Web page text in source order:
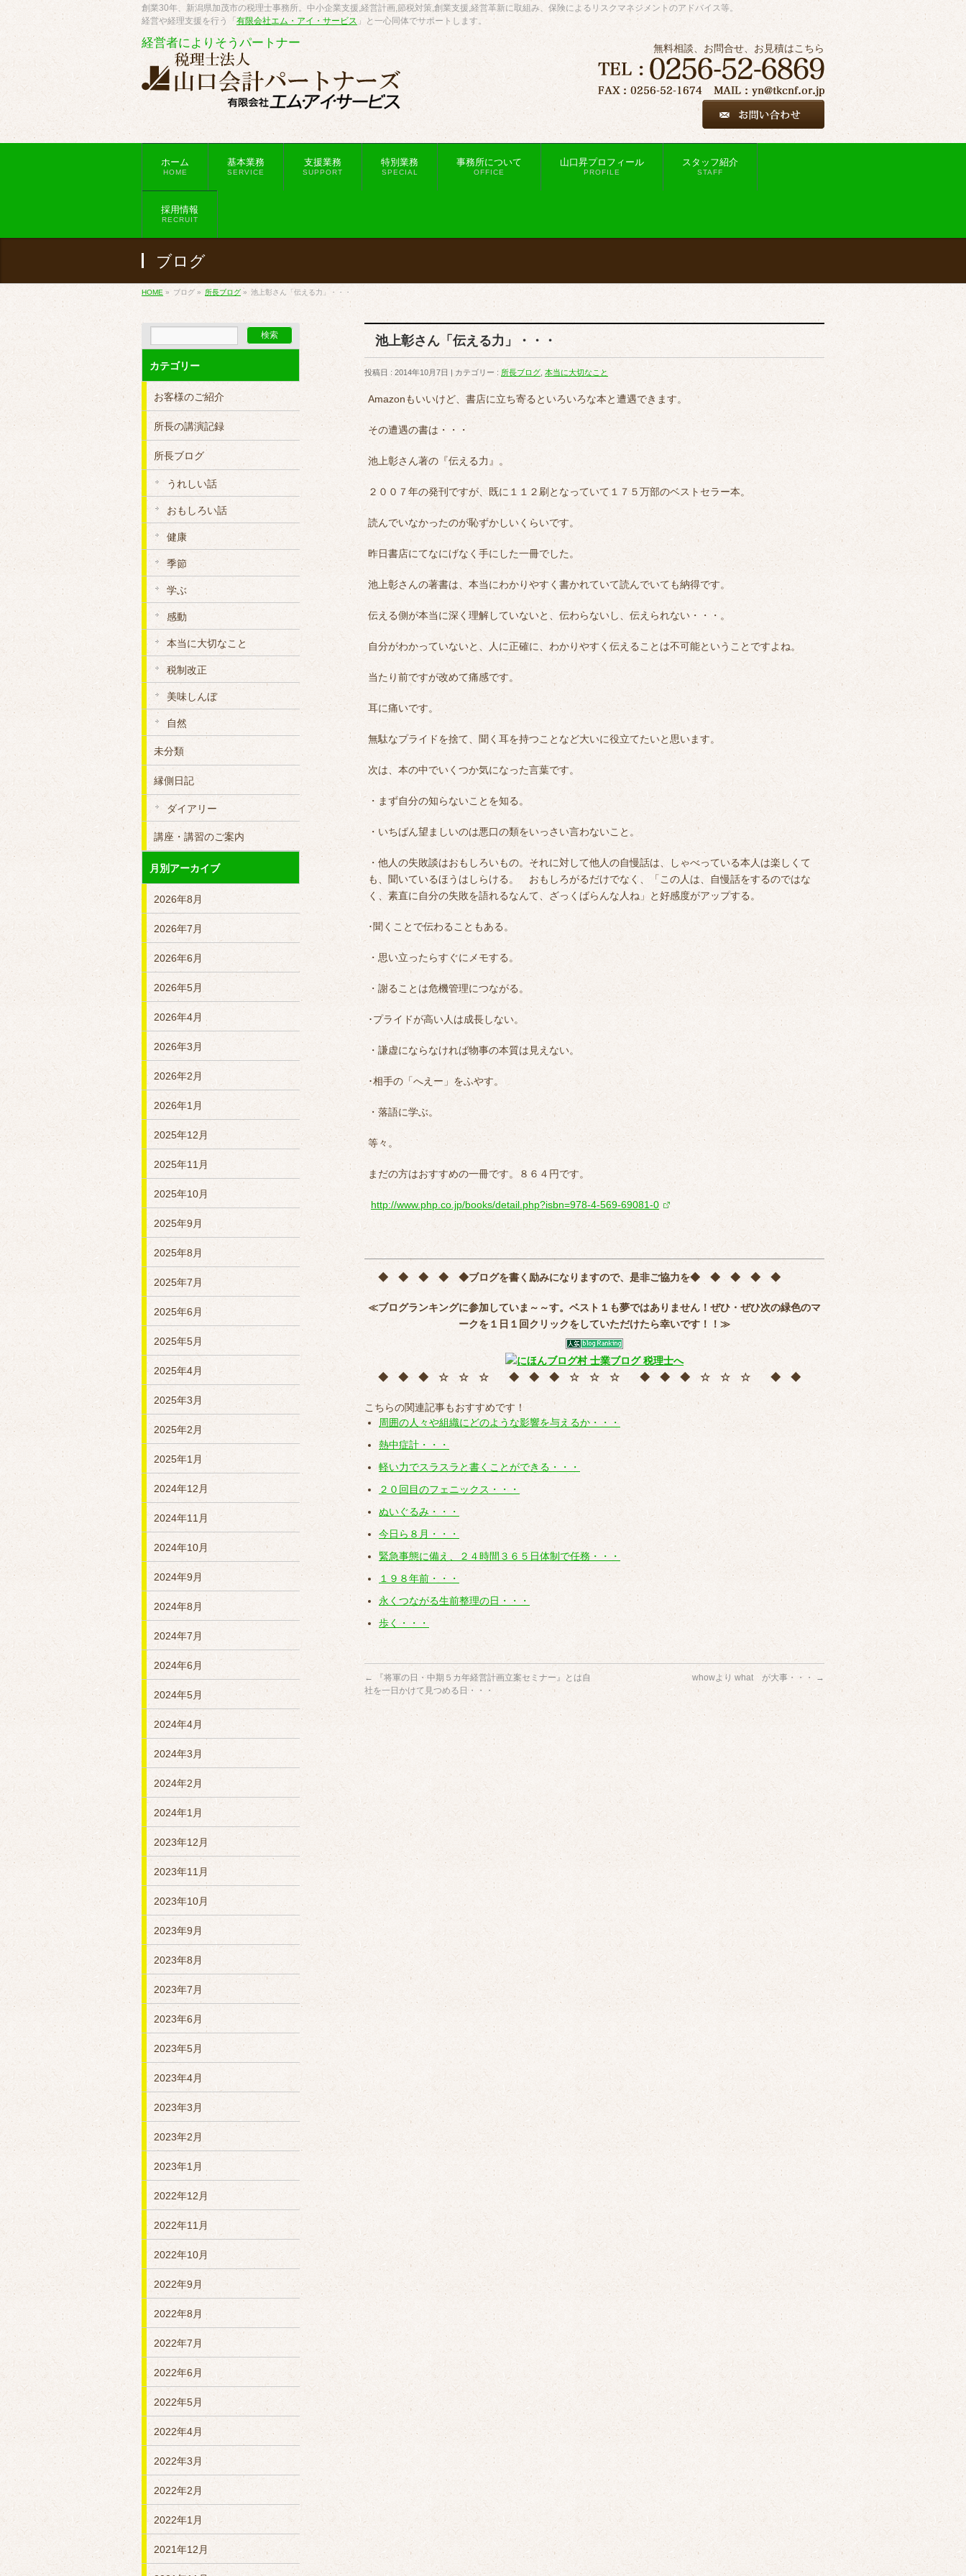
創業30年、新潟県加茂市の税理士事務所。中小企業支援,経営計画,節税対策,創業支援,経営革新に取組み、保険によるリスクマネジメントのアドバイス等。
経営や経理支援を行う「 有限会社エム・アイ・サービス 」と一心同体でサポートします。
経営者によりそうパートナー 無料相談、お問合せ、お見積はこちら
ホーム
HOME
基本業務
SERVICE
支援業務
SUPPORT
特別業務
SPECIAL
事務所について
OFFICE
山口昇プロフィール
PROFILE
スタッフ紹介
STAFF
採用情報
RECRUIT
ブログ
HOME » ブログ » 所長ブログ » 池上彰さん「伝える力」・・・
池上彰さん「伝える力」・・・
投稿日 : 2014年10月7日 カテゴリー : 所長ブログ 本当に大切なこと
Amazonもいいけど、書店に立ち寄るといろいろな本と遭遇できます。
その遭遇の書は・・・
池上彰さん著の『伝える力』。
２００７年の発刊ですが、既に１１２刷となっていて１７５万部のベストセラー本。
読んでいなかったのが恥ずかしいくらいです。
昨日書店にてなにげなく手にした一冊でした。
池上彰さんの著書は、本当にわかりやすく書かれていて読んでいても納得です。
伝える側が本当に深く理解していないと、伝わらないし、伝えられない・・・。
自分がわかっていないと、人に正確に、わかりやすく伝えることは不可能ということですよね。
当たり前ですが改めて痛感です。
耳に痛いです。
無駄なプライドを捨て、聞く耳を持つことなど大いに役立てたいと思います。
次は、本の中でいくつか気になった言葉です。
・まず自分の知らないことを知る。
・いちばん望ましいのは悪口の類をいっさい言わないこと。
・他人の失敗談はおもしろいもの。それに対して他人の自慢話は、しゃべっている本人は楽しくて
も、聞いているほうはしらける。 おもしろがるだけでなく、「この人は、自慢話をするのではな
く、素直に自分の失敗を語れるなんて、ざっくばらんな人ね」と好感度がアップする。
･聞くことで伝わることもある。
・思い立ったらすぐにメモする。
・謝ることは危機管理につながる。
･プライドが高い人は成長しない。
・謙虚にならなければ物事の本質は見えない。
･相手の「へえー」をふやす。
・落語に学ぶ。
等々。
まだの方はおすすめの一冊です。８６４円です。
http://www.php.co.jp/books/detail.php?isbn=978-4-569-69081-0
◆ ◆ ◆ ◆ ◆ブログを書く励みになりますので、是非ご協力を◆ ◆ ◆ ◆ ◆
≪ブログランキングに参加していま～～す。ベスト１も夢ではありません！ぜひ・ぜひ次の緑色のマ
ークを１日１回クリックをしていただけたら幸いです！！≫
◆ ◆ ◆ ☆ ☆ ☆ ◆ ◆ ◆ ☆ ☆ ☆ ◆ ◆ ◆ ☆ ☆ ☆ ◆ ◆
こちらの関連記事もおすすめです！
周囲の人々や組織にどのような影響を与えるか・・・
熱中症計・・・
軽い力でスラスラと書くことができる・・・
２０回目のフェニックス・・・
ぬいぐるみ・・・
今日ら８月・・・
緊急事態に備え、２４時間３６５日体制で任務・・・
１９８年前・・・
永くつながる生前整理の日・・・
歩く・・・
←
『将軍の日・中期５カ年経営計画立案セミナー』とは自
社を一日かけて見つめる日・・・
whowより what が大事・・・ →
カテゴリー
お客様のご紹介
所長の講演記録
所長ブログ
うれしい話
おもしろい話
健康
季節
学ぶ
感動
本当に大切なこと
税制改正
美味しんぼ
自然
未分類
縁側日記
ダイアリー
講座・講習のご案内
月別アーカイブ
2026年8月
2026年7月
2026年6月
2026年5月
2026年4月
2026年3月
2026年2月
2026年1月
2025年12月
2025年11月
2025年10月
2025年9月
2025年8月
2025年7月
2025年6月
2025年5月
2025年4月
2025年3月
2025年2月
2025年1月
2024年12月
2024年11月
2024年10月
2024年9月
2024年8月
2024年7月
2024年6月
2024年5月
2024年4月
2024年3月
2024年2月
2024年1月
2023年12月
2023年11月
2023年10月
2023年9月
2023年8月
2023年7月
2023年6月
2023年5月
2023年4月
2023年3月
2023年2月
2023年1月
2022年12月
2022年11月
2022年10月
2022年9月
2022年8月
2022年7月
2022年6月
2022年5月
2022年4月
2022年3月
2022年2月
2022年1月
2021年12月